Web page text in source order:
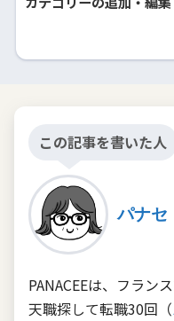
この記事を書いた人
パナセ
PANACEEは、フラン
天職探して転職30回（